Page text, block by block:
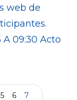
web de
A 09:30 Acto
5 6 7